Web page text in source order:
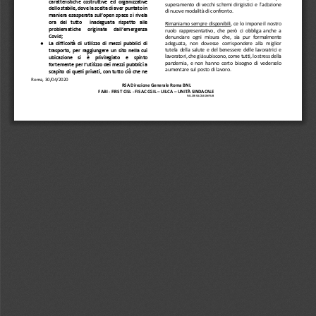
Roma, 30/04/2020
RSA Direzione Generale Roma BNL
FABI - FIRST CISL - FISAC CGIL –UILCA –UNITÀ SINDACALE
FALCRI SILCEA SINFUB
caratteristiche  costruttive  ed  organizzative
dello stabile, dove la scelta di aver puntato in
maniera esasperata sull’open space si rivela
ora   del   tutto      inadeguata   rispetto   alle
problematiche  originate  dall’emergenza
Covid;
●
La  difficoltà  di  utilizzo  di  mezzi  pubblici  di
trasporto,  per  raggiungere  un  sito  nella  cui
ubicazione     si     è
privilegiato     e     spinto
fortemente per l’utilizzo dei mezzi pubblici a
scapito di quelli privati, con tutto ciò che ne
superamento  di  vecchi  schemi  dirigistici  e  l'adozione
di nuove modalità di confronto.
Rimaniamo sempre disponibili, ce lo impone il nostro
ruolo  rappresentativo,  che  però  ci  obbliga  anche  a
denunciare  ogni misura  che,  sia  pur  formalmente
adeguata,   non   dovesse   corrispondere   alla   miglior
tutela  della  salute  e  del  benessere  delle  lavoratrici  e
lavoratori, che già subiscono, come tutti, lo stress della
pandemia,  e  non  hanno  certo  bisogno  di  vederselo
aumentare sul posto di lavoro.